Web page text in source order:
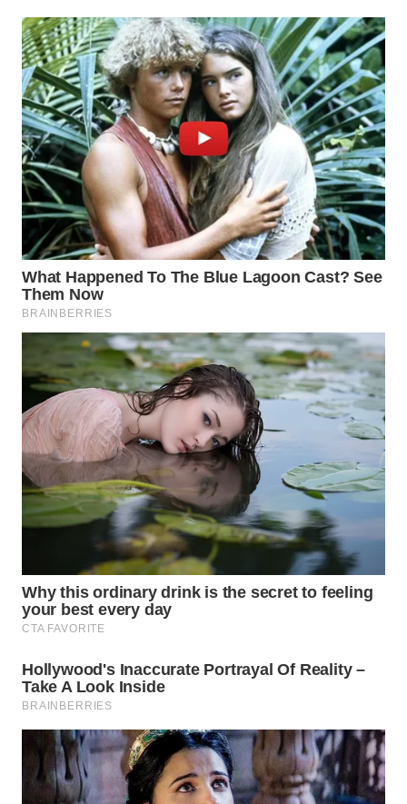
WN
BOGOR
WN
DEPOK
WN
TAPANULI
UTARA
WN
SAMOSIR
PADANG
LAWAS
WN
SUMEDANG
WN
CIANJUR
KEPULAUAN
SERIBU
WN
WN
WN
CIREBON